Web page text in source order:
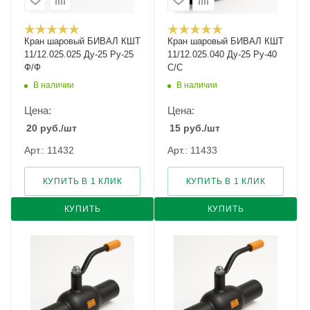
Кран шаровый БИВАЛ КШТ
11/12.025.025 Ду-25 Ру-25
Ф/Ф
В наличии
Цена:
20 руб./шт
Арт.: 11432
КУПИТЬ
КУПИТЬ В 1 КЛИК
Кран шаровый БИВАЛ КШТ
11/12.025.040 Ду-25 Ру-40
С/С
В наличии
Цена:
15 руб./шт
Арт.: 11433
КУПИТЬ
КУПИТЬ В 1 КЛИК